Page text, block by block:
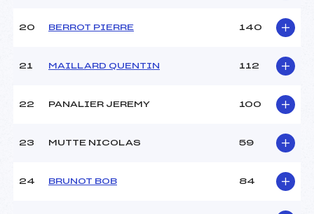
20 BERROT PIERRE 140
21 MAILLARD QUENTIN 112
22 PANALIER JEREMY 100
23 MUTTE NICOLAS 59
24 BRUNOT BOB 84